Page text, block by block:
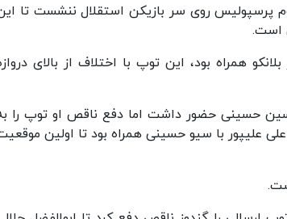
دوم پرسپولیس روی سر بازیکن استقلال ننشست تا
بلانکو همراه بود، این توپ با اختلاف از بالای
حسین حسینی حضور داشت اما دفع ناقص او توپ را
علیپور با سیو حسینی همراه بود تا اولین